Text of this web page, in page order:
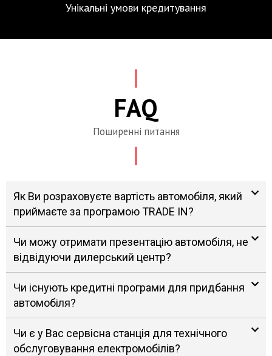
Унікальні умови кредитування
FAQ
Поширенні питання
Як Ви розраховуєте вартість автомобіля, який
приймаєте за програмою TRADE IN?
Чи можу отримати презентацію автомобіля, не
відвідуючи дилерський центр?
Чи існують кредитні програми для придбання
автомобіля?
Чи є у Вас сервісна станція для технічного
обслуговування електромобілів?